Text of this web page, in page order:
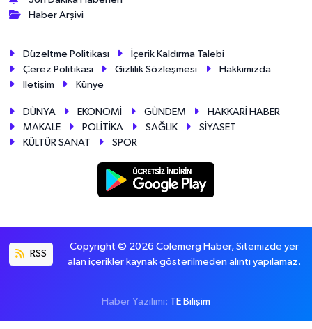
Haber Arşivi
Düzeltme Politikası
İçerik Kaldırma Talebi
Çerez Politikası
Gizlilik Sözleşmesi
Hakkımızda
İletişim
Künye
DÜNYA EKONOMİ GÜNDEM
HAKKARİ HABER
MAKALE
POLİTİKA SAĞLIK
SİYASET
KÜLTÜR SANAT
SPOR
RSS
Copyright © 2026 Colemerg Haber, Sitemizde yer
alan içerikler kaynak gösterilmeden alıntı yapılamaz.
Haber Yazılımı: TE Bilişim